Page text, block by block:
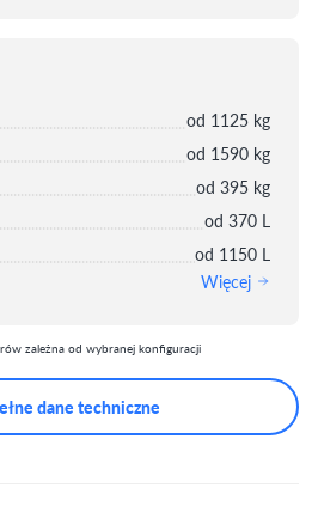
od 1125 kg
od 1590 kg
od 395 kg
od 370 L
od 1150 L
Więcej
zależna od wybranej konfiguracji
dane techniczne